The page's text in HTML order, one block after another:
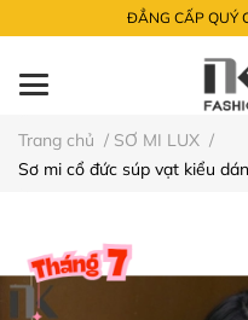
ĐẲNG CẤP QUÝ
Trang chủ / SƠ MI LUX /
Sơ mi cổ đức súp vạt kiểu